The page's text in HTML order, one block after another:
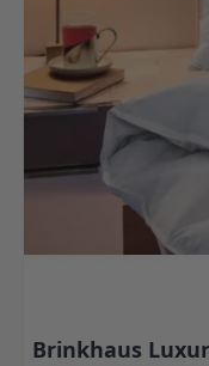
Brinkhaus